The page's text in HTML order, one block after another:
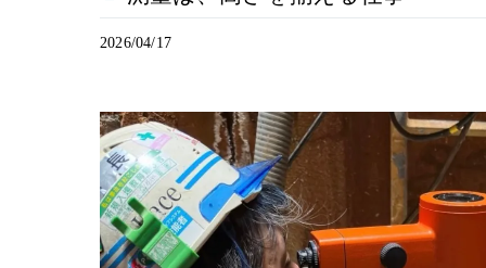
2026/04/17